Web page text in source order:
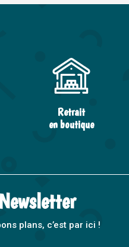
Retrait
en boutique
plans, c’est par ici !